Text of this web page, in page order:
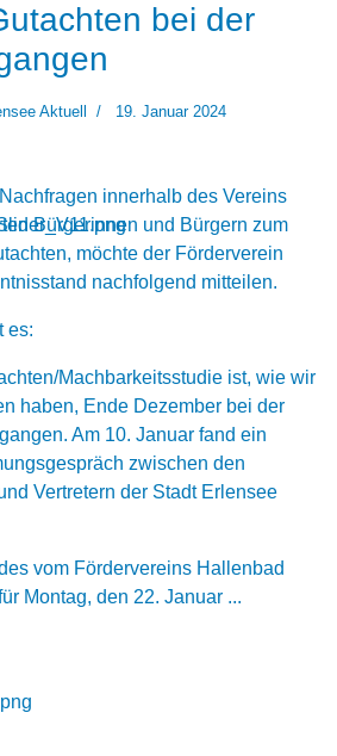
bei der
Aktuell 19. Januar 2024
innerhalb des Vereins
Bürgerinnen und Bürgern zum
möchte der Förderverein
nachfolgend mitteilen.
es:
Machbarkeitsstudie ist, wie wir
haben, Ende Dezember bei der
Am 10. Januar fand ein
zwischen den
Vertretern der Stadt Erlensee
vom Fördervereins Hallenbad
Montag, den 22. Januar ...